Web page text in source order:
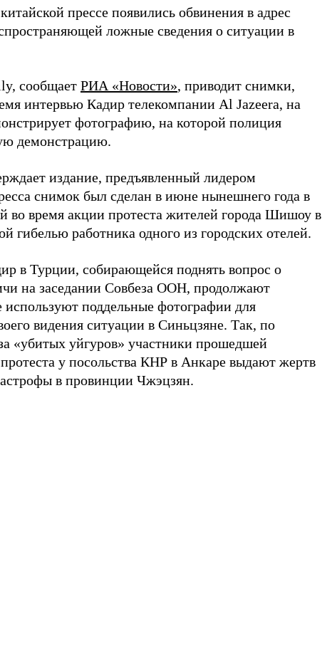
прессе появились обвинения в адрес
ложные сведения о ситуации в
сообщает РИА «Новости», приводит снимки,
интервью Кадир телекомпании Al Jazeera, на
фотографию, на которой полиция
демонстрацию.
издание, предъявленный лидером
снимок был сделан в июне нынешнего года в
во время акции протеста жителей города Шишоу в
гибелью работника одного из городских отелей.
в Турции, собирающейся поднять вопрос о
на заседании Совбеза ООН, продолжают
используют поддельные фотографии для
видения ситуации в Синьцзяне. Так, по
«убитых уйгуров» участники прошедшей
у посольства КНР в Анкаре выдают жертв
в провинции Чжэцзян.